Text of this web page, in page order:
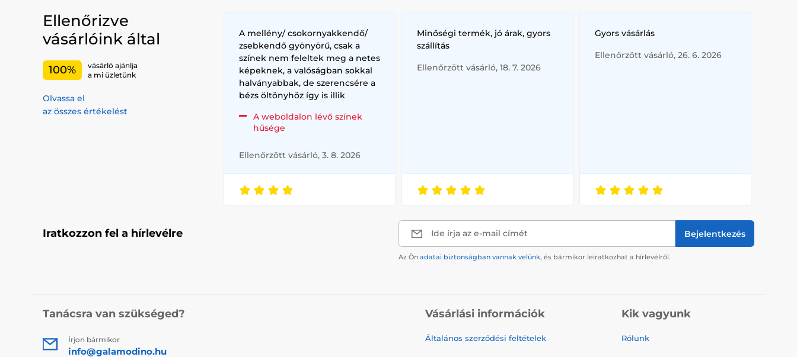
Ellenőrizve
vásárlóink által
100%
vásárló ajánlja
a mi üzletünk
Olvassa el
az összes értékelést
A mellény/ csokornyakkendő/
zsebkendő gyönyörű, csak a
színek nem feleltek meg a netes
képeknek, a valóságban sokkal
halványabbak, de szerencsére a
bézs öltönyhöz így is illik
A weboldalon lévő színek
hűsége
Ellenőrzött vásárló, 3. 8. 2026
Minőségi termék, jó árak, gyors
szállítás
Ellenőrzött vásárló, 18. 7. 2026
Gyors vásárlás
Ellenőrzött vásárló, 26. 6. 2026
Iratkozzon fel a hírlevélre Ide írja az e-mail címét Bejelentkezés
Az Ön adatai biztonságban vannak velünk, és bármikor leiratkozhat a hírlevélről.
Tanácsra van szükséged?
Írjon bármikor
info@galamodino.hu
Vásárlási információk
Általános szerződési feltételek
Kik vagyunk
Rólunk